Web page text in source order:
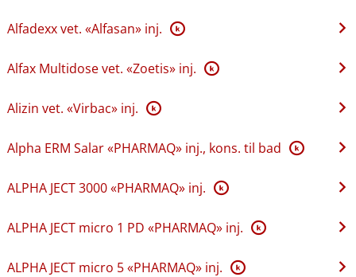
Alfadexx vet. «Alfasan» inj. K
Alfax Multidose vet. «Zoetis» inj. K
Alizin vet. «Virbac» inj. K
Alpha ERM Salar «PHARMAQ» inj., kons. til bad K
ALPHA JECT 3000 «PHARMAQ» inj. K
ALPHA JECT micro 1 PD «PHARMAQ» inj. K
ALPHA JECT micro 5 «PHARMAQ» inj. K